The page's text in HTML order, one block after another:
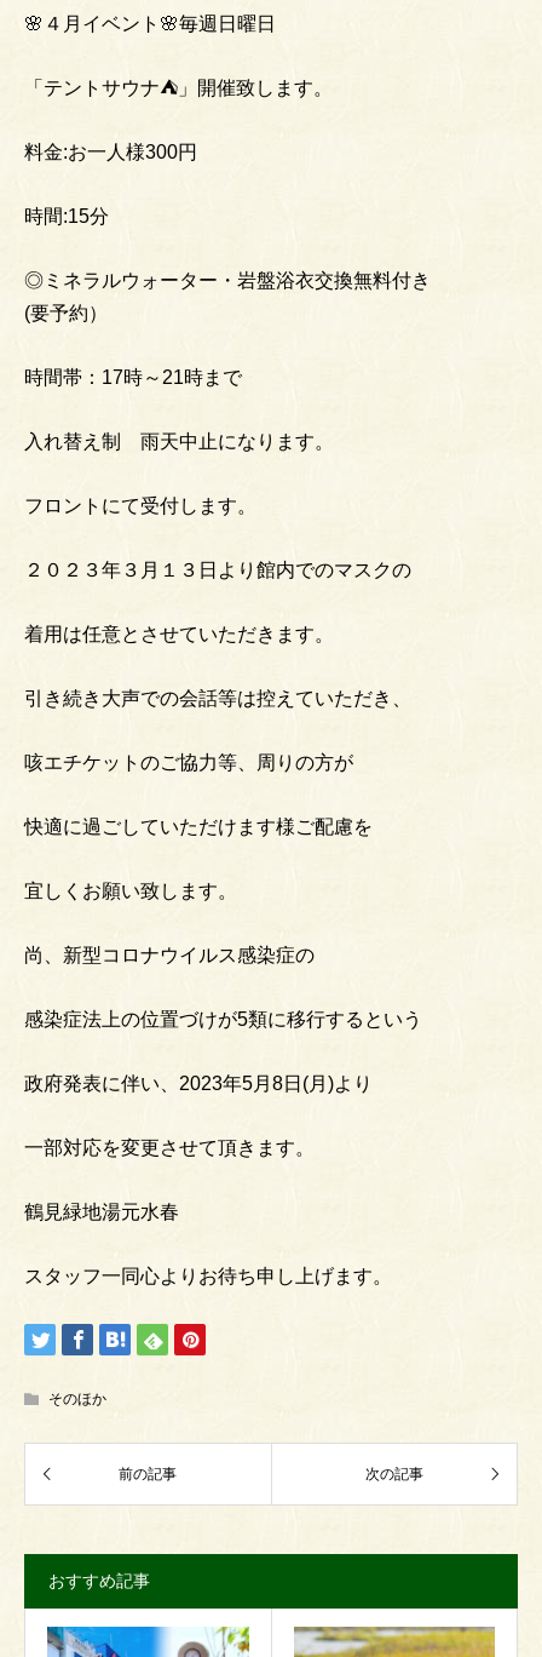
🌸４月イベント🌸毎週日曜日
「テントサウナ⛺」開催致します。
料金:お一人様300円
時間:15分
◎ミネラルウォーター・岩盤浴衣交換無料付き
(要予約）
時間帯：17時～21時まで
入れ替え制 雨天中止になります。
フロントにて受付します。
２０２３年３月１３日より館内でのマスクの
着用は任意とさせていただきます。
引き続き大声での会話等は控えていただき、
咳エチケットのご協力等、周りの方が
快適に過ごしていただけます様ご配慮を
宜しくお願い致します。
尚、新型コロナウイルス感染症の
感染症法上の位置づけが5類に移行するという
政府発表に伴い、2023年5月8日(月)より
一部対応を変更させて頂きます。
鶴見緑地湯元水春
スタッフ一同心よりお待ち申し上げます。
そのほか
おすすめ記事